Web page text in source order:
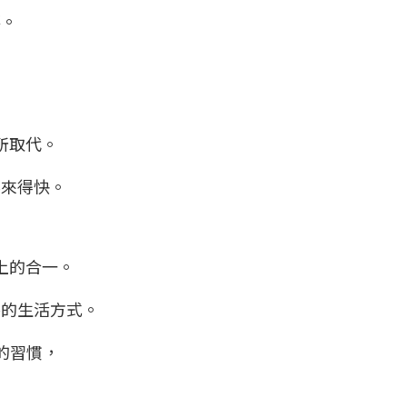
代。
得快。
合一。
生活方式。
習慣，